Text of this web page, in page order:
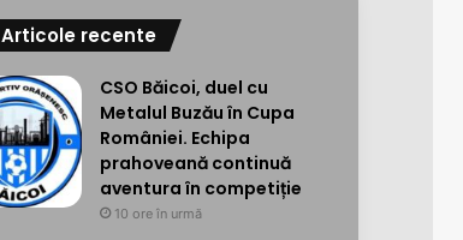
Articole recente
CSO Băicoi, duel cu
Metalul Buzău în Cupa
României. Echipa
prahoveană continuă
aventura în competiție
10 ore în urmă